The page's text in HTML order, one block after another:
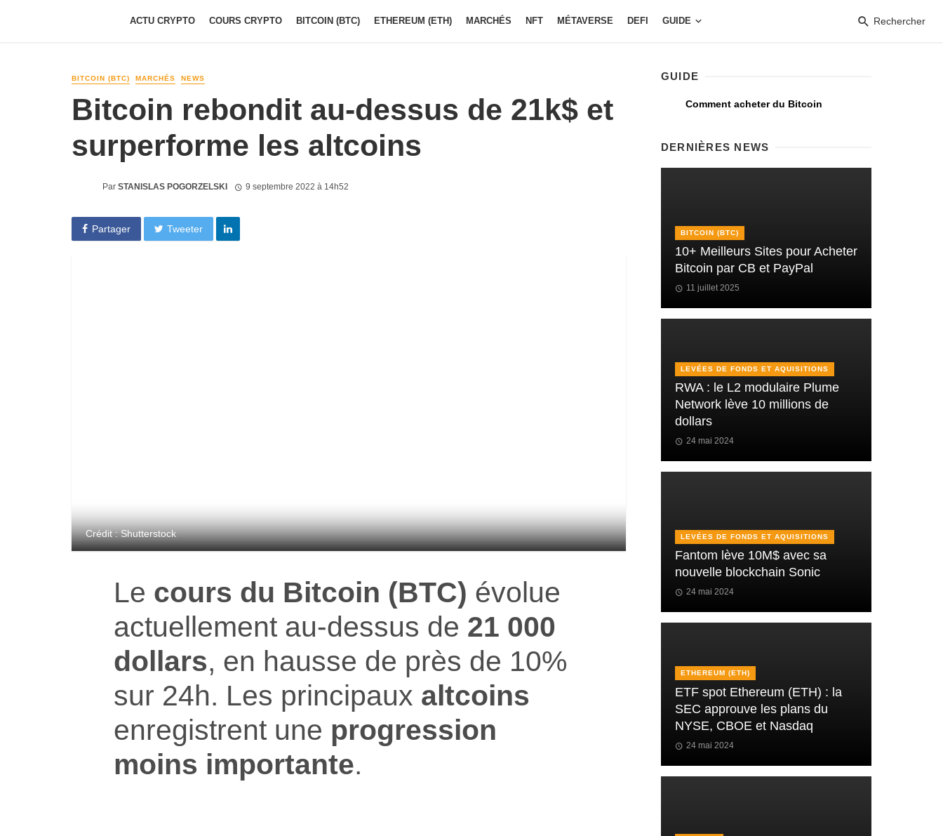
ACTU CRYPTO COURS CRYPTO BITCOIN (BTC) ETHEREUM (ETH) MARCHÉS NFT MÉTAVERSE DEFI GUIDE Rechercher
BITCOIN (BTC) MARCHÉS NEWS
Bitcoin rebondit au-dessus de 21k$ et
surperforme les altcoins
Par STANISLAS POGORZELSKI 9 septembre 2022 à 14h52
Partager Tweeter
Crédit : Shutterstock
Le cours du Bitcoin (BTC) évolue
actuellement au-dessus de 21 000
dollars, en hausse de près de 10%
sur 24h. Les principaux altcoins
enregistrent une progression
moins importante.
GUIDE
Comment acheter du Bitcoin
DERNIÈRES NEWS
BITCOIN (BTC)
10+ Meilleurs Sites pour Acheter
Bitcoin par CB et PayPal
11 juillet 2025
LEVÉES DE FONDS ET AQUISITIONS
RWA : le L2 modulaire Plume
Network lève 10 millions de
dollars
24 mai 2024
LEVÉES DE FONDS ET AQUISITIONS
Fantom lève 10M$ avec sa
nouvelle blockchain Sonic
24 mai 2024
ETHEREUM (ETH)
ETF spot Ethereum (ETH) : la
SEC approuve les plans du
NYSE, CBOE et Nasdaq
24 mai 2024